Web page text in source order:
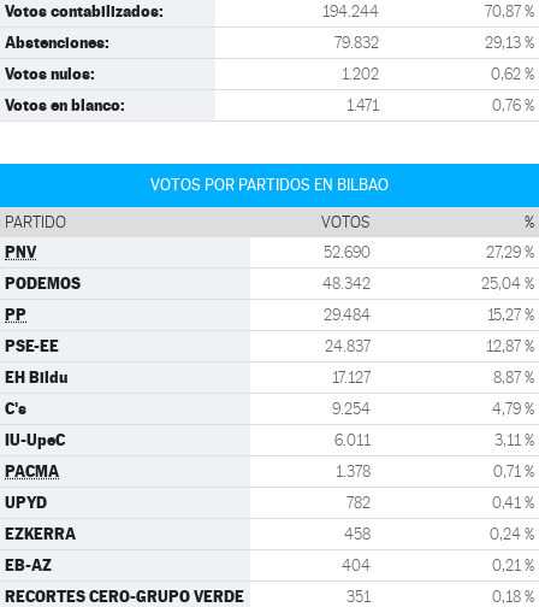
Votos contabilizados: 194.244 70,87 %
Abstenciones: 79.832 29,13 %
Votos nulos: 1.202 0,62 %
Votos en blanco: 1.471 0,76 %
VOTOS POR PARTIDOS EN BILBAO
PARTIDO VOTOS %
PNV 52.690 27,29 %
PODEMOS 48.342 25,04 %
PP 29.484 15,27 %
PSE-EE 24.837 12,87 %
EH Bildu 17.127 8,87 %
C's 9.254 4,79 %
IU-UpeC 6.011 3,11 %
PACMA 1.378 0,71 %
UPYD 782 0,41 %
EZKERRA 458 0,24 %
EB-AZ 404 0,21 %
RECORTES CERO-GRUPO VERDE 351 0,18 %